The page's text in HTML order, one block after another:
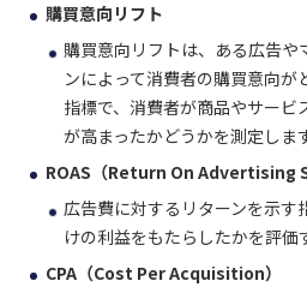
購買意向リフト
購買意向リフトは、ある広告や
ンによって消費者の購買意向が
指標で、消費者が商品やサービ
が高まったかどうかを測定しま
ROAS（Return On Advertising
広告費に対するリターンを示す
けの利益をもたらしたかを評価
CPA（Cost Per Acquisition）